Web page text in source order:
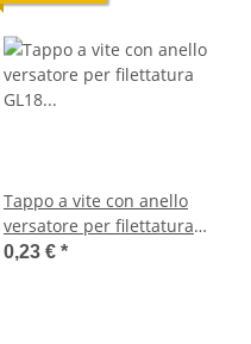
Tappo a vite con anello
versatore per filettatura
GL18 (flacone contagocce
0,23 € *